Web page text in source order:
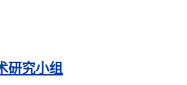
研究小组